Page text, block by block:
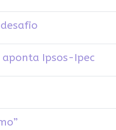
aponta Ipsos-Ipec